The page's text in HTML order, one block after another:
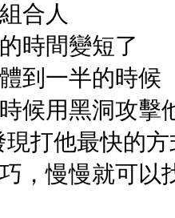
合人
時間變短了
到一半的時候
候用黑洞攻擊
打他最快的方
，慢慢就可以